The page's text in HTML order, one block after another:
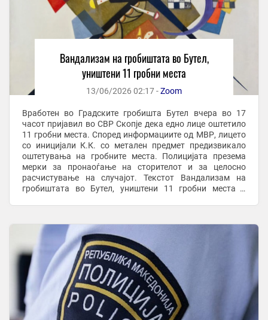
Вандализам на гробиштата во Бутел,
уништени 11 гробни места
13/06/2026 02:17 -Zoom
Вработен во Градските гробишта Бутел вчера во 17
часот пријавил во СВР Скопје дека едно лице оштетило
11 гробни места. Според информациите од МВР, лицето
со иницијали К.К. со метален предмет предизвикало
оштетувања на гробните места. Полицијата презема
мерки за пронаоѓање на сторителот и за целосно
расчистување на случајот. Текстот Вандализам на
гробиштата во Бутел, уништени 11 гробни места е